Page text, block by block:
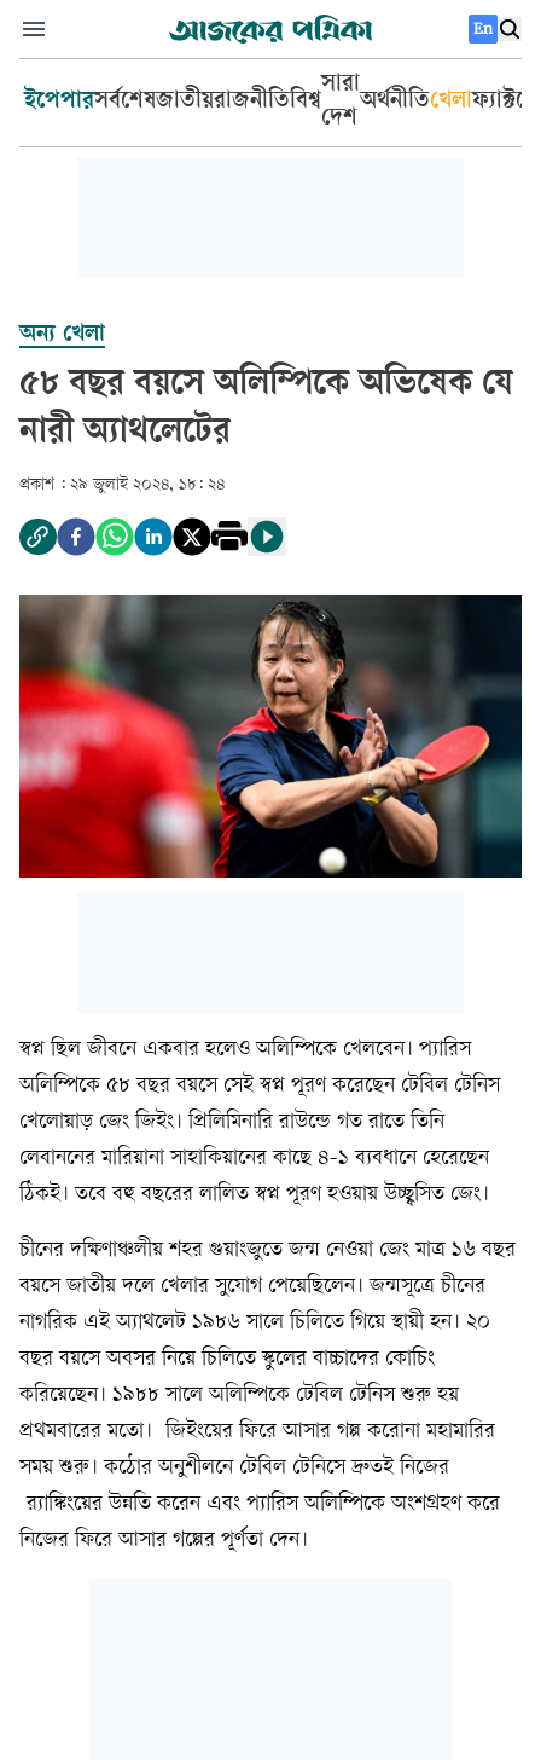
En
ইপেপারসর্বশেষজাতীয়রাজনীতিবিশ্ব
সারা
দেশ
অর্থনীতিখেলা
অন্য খেলা
৫৮ বছর বয়সে অলিম্পিকে অভিষেক যে
নারী অ্যাথলেটের
প্রকাশ : ২৯ জুলাই ২০২৪, ১৮: ২৪
স্বপ্ন ছিল জীবনে একবার হলেও অলিম্পিকে খেলবেন। প্যারিস
অলিম্পিকে ৫৮ বছর বয়সে সেই স্বপ্ন পূরণ করেছেন টেবিল টেনিস
খেলোয়াড় জেং জিইং। প্রিলিমিনারি রাউন্ডে গত রাতে তিনি
লেবাননের মারিয়ানা সাহাকিয়ানের কাছে ৪-১ ব্যবধানে হেরেছেন
ঠিকই। তবে বহু বছরের লালিত স্বপ্ন পূরণ হওয়ায় উচ্ছ্বসিত জেং।
চীনের দক্ষিণাঞ্চলীয় শহর গুয়াংজুতে জন্ম নেওয়া জেং মাত্র ১৬ বছর
বয়সে জাতীয় দলে খেলার সুযোগ পেয়েছিলেন। জন্মসূত্রে চীনের
নাগরিক এই অ্যাথলেট ১৯৮৬ সালে চিলিতে গিয়ে স্থায়ী হন। ২০
বছর বয়সে অবসর নিয়ে চিলিতে স্কুলের বাচ্চাদের কোচিং
করিয়েছেন। ১৯৮৮ সালে অলিম্পিকে টেবিল টেনিস শুরু হয়
প্রথমবারের মতো। জিইংয়ের ফিরে আসার গল্প করোনা মহামারির
সময় শুরু। কঠোর অনুশীলনে টেবিল টেনিসে দ্রুতই নিজের
র‍্যাঙ্কিংয়ের উন্নতি করেন এবং প্যারিস অলিম্পিকে অংশগ্রহণ করে
নিজের ফিরে আসার গল্পের পূর্ণতা দেন।